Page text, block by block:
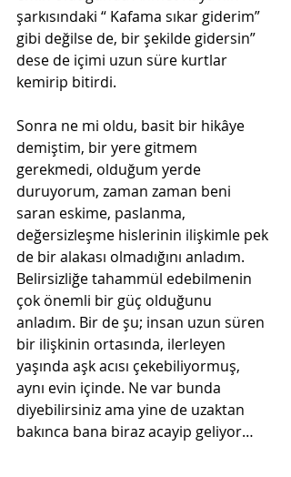
şarkısındaki “ Kafama sıkar giderim”
gibi değilse de, bir şekilde gidersin”
dese de içimi uzun süre kurtlar
kemirip bitirdi.
Sonra ne mi oldu, basit bir hikâye
demiştim, bir yere gitmem
gerekmedi, olduğum yerde
duruyorum, zaman zaman beni
saran eskime, paslanma,
değersizleşme hislerinin ilişkimle pek
de bir alakası olmadığını anladım.
Belirsizliğe tahammül edebilmenin
çok önemli bir güç olduğunu
anladım. Bir de şu; insan uzun süren
bir ilişkinin ortasında, ilerleyen
yaşında aşk acısı çekebiliyormuş,
aynı evin içinde. Ne var bunda
diyebilirsiniz ama yine de uzaktan
bakınca bana biraz acayip geliyor…